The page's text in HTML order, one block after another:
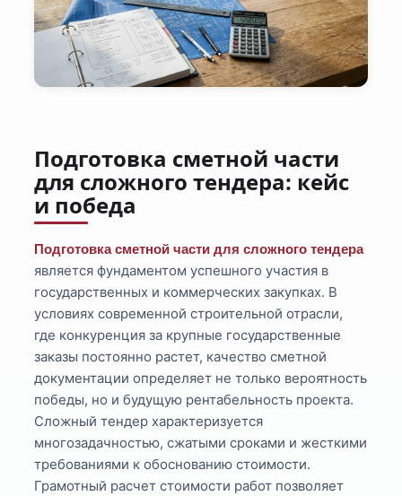
Подготовка сметной части
для сложного тендера: кейс
и победа
Подготовка сметной части для сложного тендера
является фундаментом успешного участия в
государственных и коммерческих закупках. В
условиях современной строительной отрасли,
где конкуренция за крупные государственные
заказы постоянно растет, качество сметной
документации определяет не только вероятность
победы, но и будущую рентабельность проекта.
Сложный тендер характеризуется
многозадачностью, сжатыми сроками и жесткими
требованиями к обоснованию стоимости.
Грамотный расчет стоимости работ позволяет